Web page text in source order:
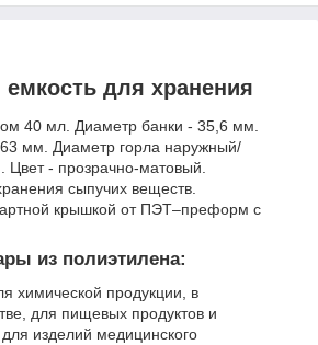
для хранения
40 мл. Диаметр банки - 35,6 мм.
мм. Диаметр горла наружный/
Цвет - прозрачно-матовый.
сыпучих веществ.
крышкой от ПЭТ–преформ с
из полиэтилена:
химической продукции, в
для пищевых продуктов и
изделий медицинского